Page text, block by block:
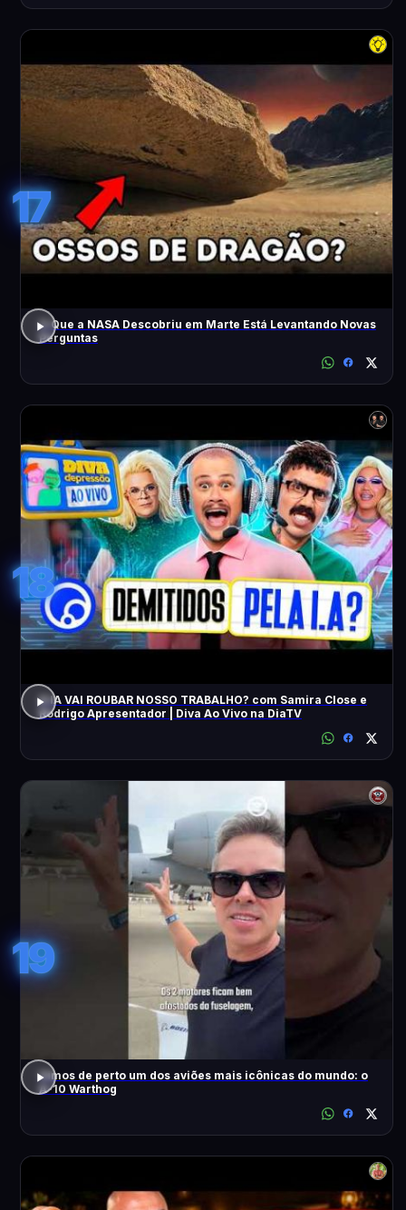
17
O Que a NASA Descobriu em Marte Está Levantando Novas
Perguntas
18
A IA VAI ROUBAR NOSSO TRABALHO? com Samira Close e
Rodrigo Apresentador | Diva Ao Vivo na DiaTV
19
Vimos de perto um dos aviões mais icônicas do mundo: o
A-10 Warthog